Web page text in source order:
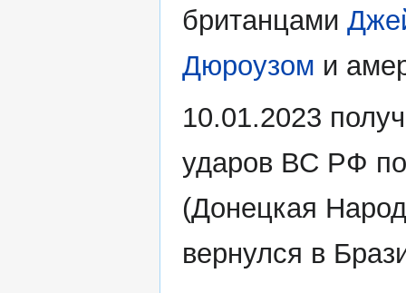
британцами
Дюроузом и
10.01.2023
ударов ВС РФ
(Донецкая
вернулся в